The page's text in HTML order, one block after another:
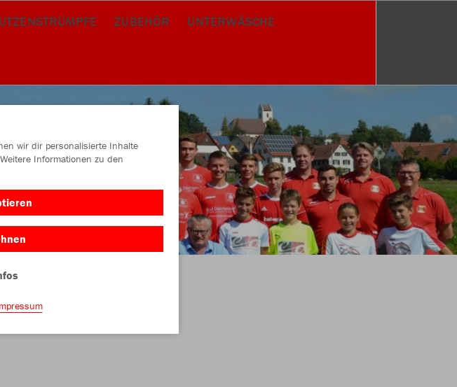
ZUBEHÖR UNTERWÄSCHE
wir dir personalisierte Inhalte
Informationen zu den